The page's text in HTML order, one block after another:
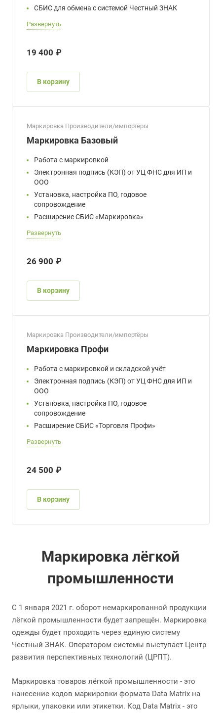
СБИС для обмена с системой Честный ЗНАК
Развернуть
19 400 ₽
В корзину
Маркировка Производители/импортёры
Маркировка Базовый
Работа с маркировкой
Электронная подпись (КЭП) от УЦ ФНС для ИП и
ООО
Установка, настройка ПО, годовое
сопровождение
Расширение СБИС «Маркировка»
Развернуть
26 900 ₽
В корзину
Маркировка Производители/импортёры
Маркировка Профи
Работа с маркировкой и складской учёт
Электронная подпись (КЭП) от УЦ ФНС для ИП и
ООО
Установка, настройка ПО, годовое
сопровождение
Расширение СБИС «Торговля Профи»
Развернуть
24 500 ₽
В корзину
Маркировка лёгкой
промышленности
С 1 января 2021 г. оборот немаркированной продукции
лёгкой промышленности будет запрещён. Маркировка
одежды будет проходить через единую систему
Честный ЗНАК. Оператором системы выступает Центр
развития перспективных технологий (ЦРПТ).
Маркировка товаров лёгкой промышленности - это
нанесение кодов маркировки формата Data Matrix на
ярлыки, упаковки или этикетки. Код Data Matrix - это